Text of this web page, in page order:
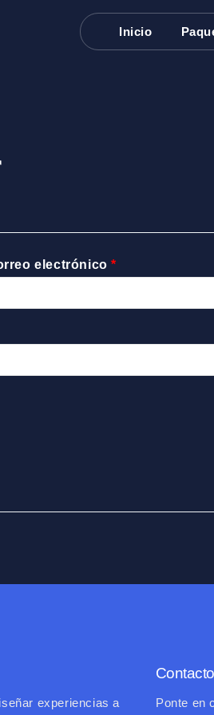
Inicio
electrónico*
Obligatorio
experiencias a
Contacto
Ponte en